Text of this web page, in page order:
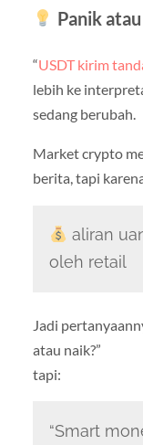
Panik
“USDT kirim
lebih ke
sedang berubah.
Market crypto
berita, tapi
aliran
oleh retail
Jadi
atau naik?”
tapi:
“Smart